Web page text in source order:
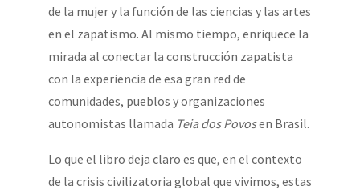
de la mujer y la función de las ciencias y las artes
en el zapatismo. Al mismo tiempo, enriquece la
mirada al conectar la construcción zapatista
con la experiencia de esa gran red de
comunidades, pueblos y organizaciones
autonomistas llamada Teia dos Povosen Brasil.
Lo que el libro deja claro es que, en el contexto
de la crisis civilizatoria global que vivimos, estas